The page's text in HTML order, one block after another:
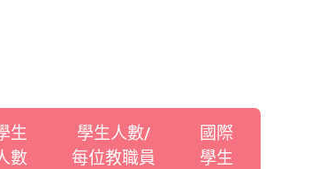
生
數
學生人數/
每位教職員
國際
學生